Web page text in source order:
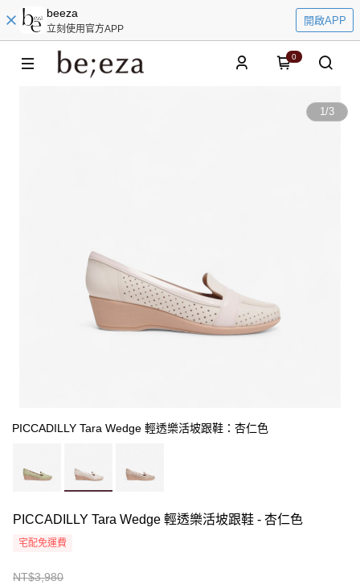
beeza
立刻使用官方APP
開啟APP
0
1/3
PICCADILLY Tara Wedge 輕透樂活坡跟鞋：杏仁色
PICCADILLY Tara Wedge 輕透樂活坡跟鞋 - 杏仁色
宅配免運費
NT$3,980